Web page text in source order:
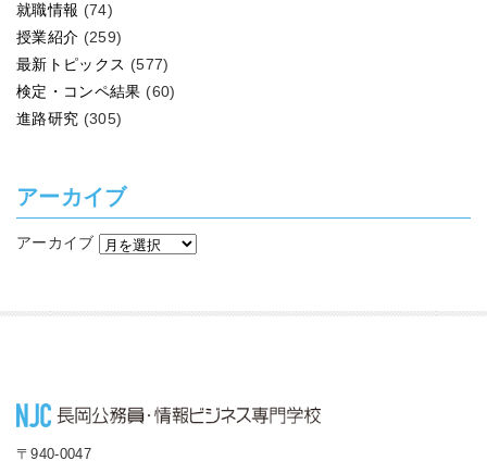
就職情報 (74)
授業紹介 (259)
最新トピックス (577)
検定・コンペ結果 (60)
進路研究 (305)
アーカイブ
アーカイブ
〒940-0047